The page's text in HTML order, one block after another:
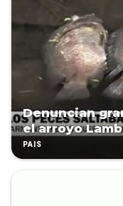
Denuncian
el arroyo
PAÍS